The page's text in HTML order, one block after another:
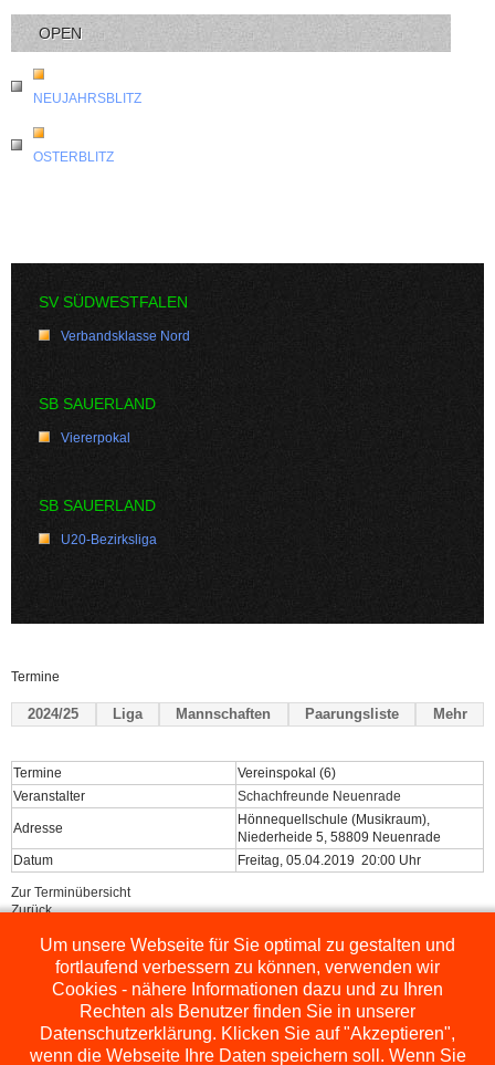
OPEN
NEUJAHRSBLITZ
OSTERBLITZ
SV SÜDWESTFALEN
Verbandsklasse Nord
SB SAUERLAND
Viererpokal
SB SAUERLAND
U20-Bezirksliga
Termine
2024/25 Liga Mannschaften Paarungsliste Mehr
Termine
Vereinspokal (6)
Veranstalter
Schachfreunde Neuenrade
Adresse
Hönnequellschule (Musikraum),
Niederheide 5, 58809 Neuenrade
Datum
Freitag, 05.04.2019 20:00 Uhr
Zur Terminübersicht
Zurück
Powered by ChessLeagueManager
Um unsere Webseite für Sie optimal zu gestalten und
fortlaufend verbessern zu können, verwenden wir
Cookies - nähere Informationen dazu und zu Ihren
Rechten als Benutzer finden Sie in unserer
Datenschutzerklärung. Klicken Sie auf "Akzeptieren",
wenn die Webseite Ihre Daten speichern soll. Wenn Sie